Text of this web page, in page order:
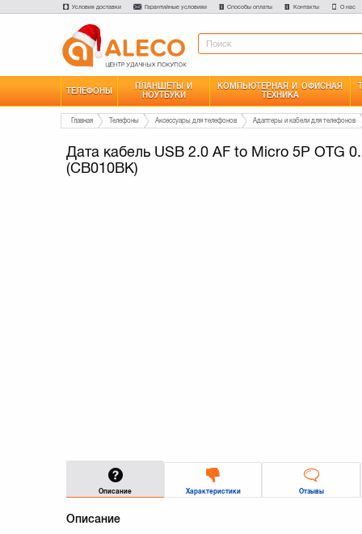
Условия доставки Гарантийные условияи Способы оплаты Контакты О нас
ТЕЛЕФОНЫ
ПЛАНШЕТЫ И
НОУТБУКИ
КОМПЬЮТЕРНАЯ И ОФИСНАЯ
ТЕХНИКА
Главная Телефоны Аксессуары для телефонов Адаптеры и кабели для телефонов
Дата кабель USB 2.0 AF to Micro 5P OTG
(CB010BK)
Описание Характеристики Отзывы
Описание